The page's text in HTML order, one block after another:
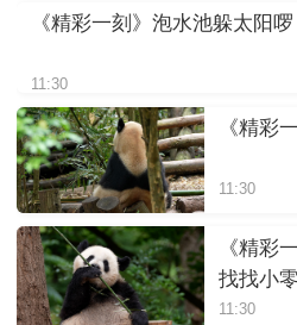
《精彩一刻》泡水池躲太阳啰
11:30
《精彩
11:30
《精彩
找找小
11:30